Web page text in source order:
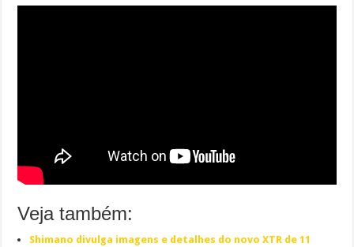
Veja também:
Shimano divulga imagens e detalhes do novo XTR de 11